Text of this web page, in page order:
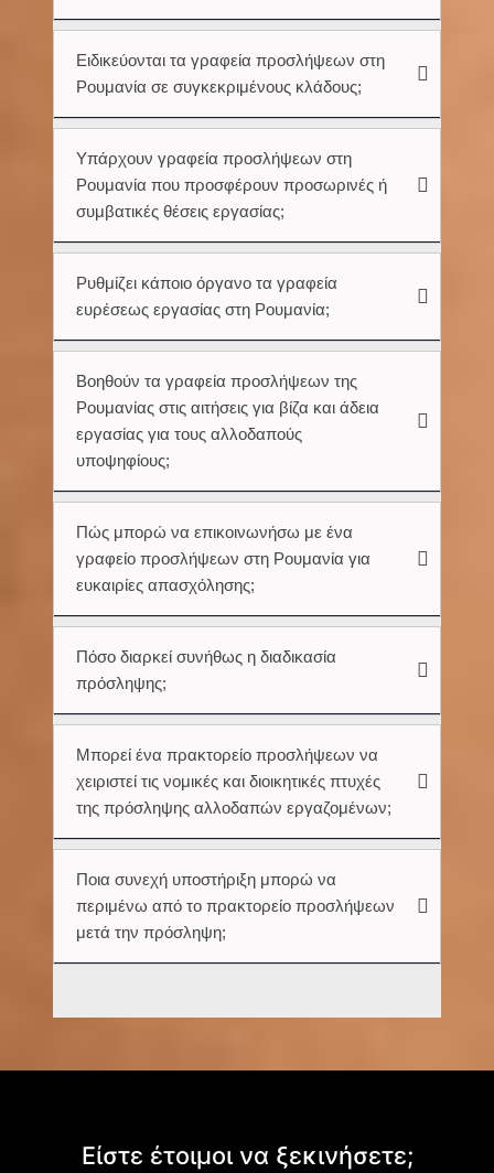
Ειδικεύονται τα γραφεία προσλήψεων στη
Ρουμανία σε συγκεκριμένους κλάδους;
Υπάρχουν γραφεία προσλήψεων στη
Ρουμανία που προσφέρουν προσωρινές ή
συμβατικές θέσεις εργασίας;
Ρυθμίζει κάποιο όργανο τα γραφεία
ευρέσεως εργασίας στη Ρουμανία;
Βοηθούν τα γραφεία προσλήψεων της
Ρουμανίας στις αιτήσεις για βίζα και άδεια
εργασίας για τους αλλοδαπούς
υποψηφίους;
Πώς μπορώ να επικοινωνήσω με ένα
γραφείο προσλήψεων στη Ρουμανία για
ευκαιρίες απασχόλησης;
Πόσο διαρκεί συνήθως η διαδικασία
πρόσληψης;
Μπορεί ένα πρακτορείο προσλήψεων να
χειριστεί τις νομικές και διοικητικές πτυχές
της πρόσληψης αλλοδαπών εργαζομένων;
Ποια συνεχή υποστήριξη μπορώ να
περιμένω από το πρακτορείο προσλήψεων
μετά την πρόσληψη;
Είστε έτοιμοι να ξεκινήσετε;